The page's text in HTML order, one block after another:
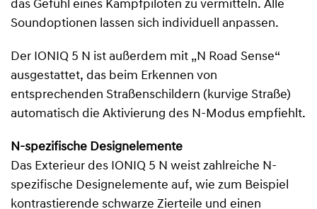
das Gefühl eines Kampfpiloten zu vermitteln. Alle
Soundoptionen lassen sich individuell anpassen.
Der IONIQ 5 N ist außerdem mit „N Road Sense“
ausgestattet, das beim Erkennen von
entsprechenden Straßenschildern (kurvige Straße)
automatisch die Aktivierung des N-Modus empfiehlt.
N-spezifische Designelemente
Das Exterieur des IONIQ 5 N weist zahlreiche N-
spezifische Designelemente auf, wie zum Beispiel
kontrastierende schwarze Zierteile und einen